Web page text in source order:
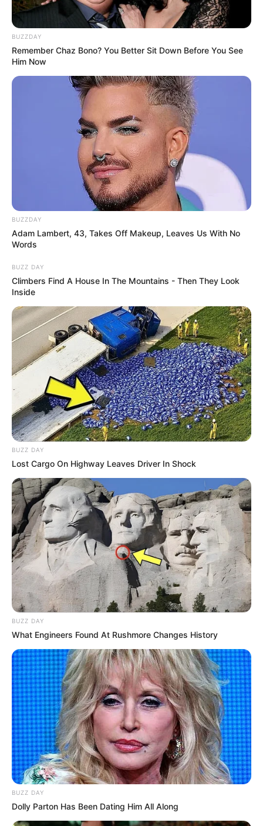
BUZZDAY
Remember Chaz Bono? You Better Sit Down Before You See
Him Now
BUZZDAY
Adam Lambert, 43, Takes Off Makeup, Leaves Us With No
Words
BUZZ DAY
Climbers Find A House In The Mountains - Then They Look
Inside
BUZZ DAY
Lost Cargo On Highway Leaves Driver In Shock
BUZZ DAY
What Engineers Found At Rushmore Changes History
BUZZ DAY
Dolly Parton Has Been Dating Him All Along